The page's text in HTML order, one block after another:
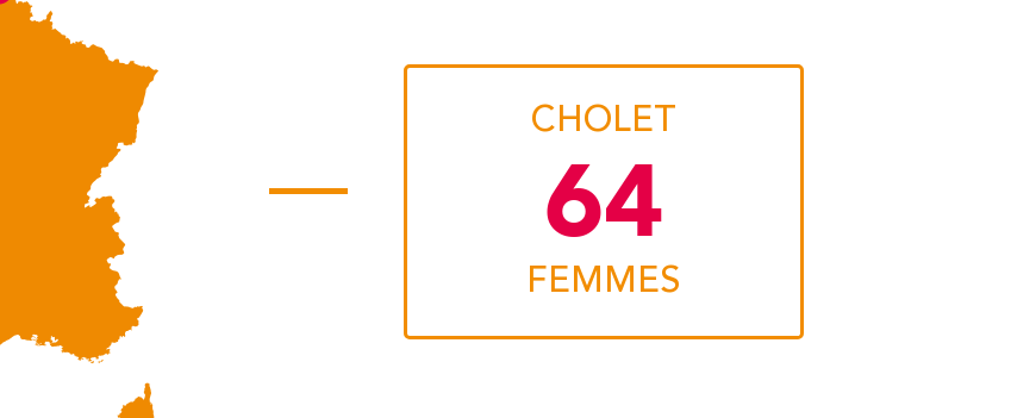
RENNES
283
FEMMES